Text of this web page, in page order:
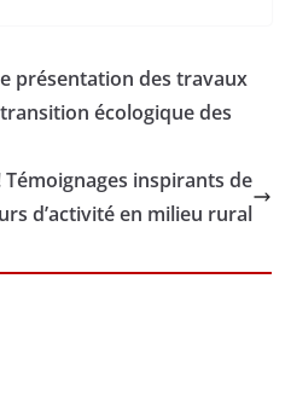
présentation des travaux
écologique des
Témoignages inspirants de
d’activité en milieu rural